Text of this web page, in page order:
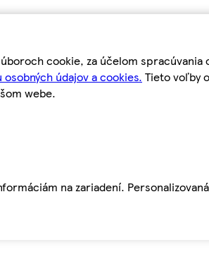
cookie, za účelom spracúvania
údajov a cookies. Tieto voľby
webe.
na zariadení.